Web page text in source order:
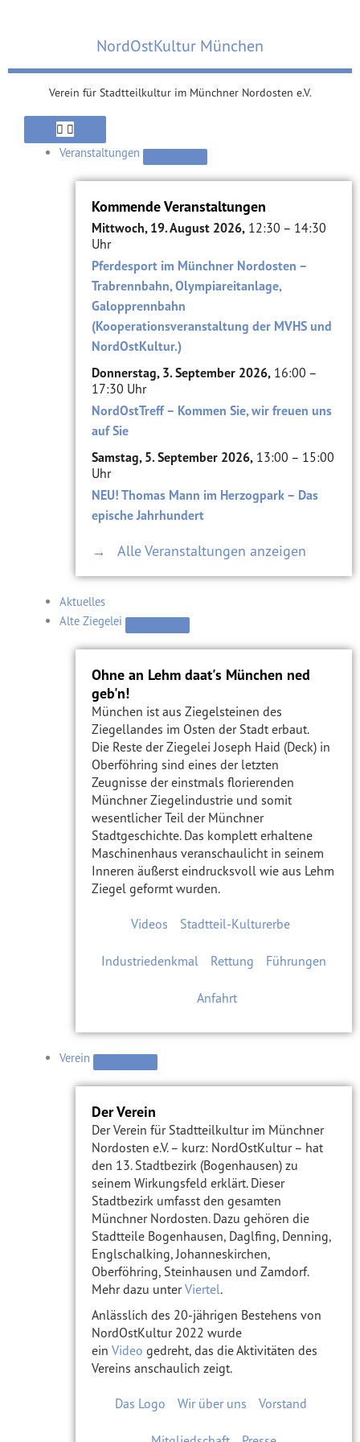
NordOstKultur München
Verein für Stadtteilkultur im Münchner Nordosten e.V.
Veranstaltungen
Kommende Veranstaltungen
Mittwoch, 19. August 2026,12:30 – 14:30
Uhr
Pferdesport im Münchner Nordosten –
Trabrennbahn, Olympiareitanlage,
Galopprennbahn
(Kooperationsveranstaltung der MVHS und
NordOstKultur.)
Donnerstag, 3. September 2026,16:00 –
17:30 Uhr
NordOstTreff – Kommen Sie, wir freuen uns
auf Sie
Samstag, 5. September 2026,13:00 – 15:00
Uhr
NEU! Thomas Mann im Herzogpark – Das
epische Jahrhundert
→ Alle Veranstaltungen anzeigen
Aktuelles
Alte Ziegelei
Ohne an Lehm daat's München ned
geb'n!
München ist aus Ziegelsteinen des
Ziegellandes im Osten der Stadt erbaut.
Die Reste der Ziegelei Joseph Haid (Deck) in
Oberföhring sind eines der letzten
Zeugnisse der einstmals florierenden
Münchner Ziegelindustrie und somit
wesentlicher Teil der Münchner
Stadtgeschichte. Das komplett erhaltene
Maschinenhaus veranschaulicht in seinem
Inneren äußerst eindrucksvoll wie aus Lehm
Ziegel geformt wurden.
Videos Stadtteil-Kulturerbe
Industriedenkmal Rettung Führungen
Anfahrt
Verein
Der Verein
Der Verein für Stadtteilkultur im Münchner
Nordosten e.V. – kurz: NordOstKultur – hat
den 13. Stadtbezirk (Bogenhausen) zu
seinem Wirkungsfeld erklärt. Dieser
Stadtbezirk umfasst den gesamten
Münchner Nordosten. Dazu gehören die
Stadtteile Bogenhausen, Daglfing, Denning,
Englschalking, Johanneskirchen,
Oberföhring, Steinhausen und Zamdorf.
Mehr dazu unterViertel.
Anlässlich des 20-jährigen Bestehens von
NordOstKultur 2022 wurde
ein Video gedreht, das die Aktivitäten des
Vereins anschaulich zeigt.
Das Logo Wir über uns Vorstand